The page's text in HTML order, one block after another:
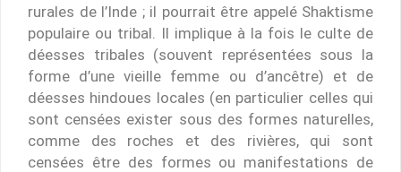
rurales de l’Inde ; il pourrait être appelé Shaktisme
populaire ou tribal. Il implique à la fois le culte de
déesses tribales (souvent représentées sous la
forme d’une vieille femme ou d’ancêtre) et de
déesses hindoues locales (en particulier celles qui
sont censées exister sous des formes naturelles,
comme des roches et des rivières, qui sont
censées être des formes ou manifestations de